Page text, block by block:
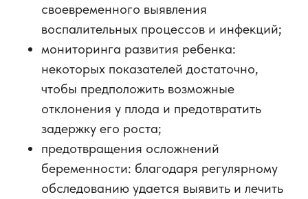
своевременного выявления
воспалительных процессов и инфекций;
мониторинга развития ребенка:
некоторых показателей достаточно,
чтобы предположить возможные
отклонения у плода и предотвратить
задержку его роста;
предотвращения осложнений
беременности: благодаря регулярному
обследованию удается выявить и лечить